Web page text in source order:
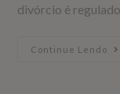
divórcio é
Continue Lendo